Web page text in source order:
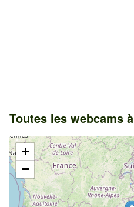
Toutes les webcams
+
−